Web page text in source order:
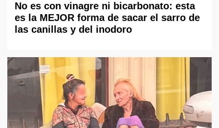
No es con vinagre ni bicarbonato: esta
es la MEJOR forma de sacar el sarro de
las canillas y del inodoro